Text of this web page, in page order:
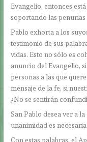
Evangelio, entonces
soportando las
Pablo exhorta a los
testimonio de sus
vidas. Esto no sólo es
anuncio del Evangelio,
personas a las que
mensaje de la fe, si
¿No se sentirán
San Pablo desea ver a
unanimidad es
Con estas palabras, el